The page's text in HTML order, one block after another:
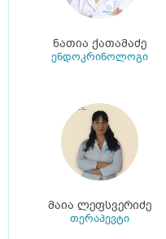
ნათია ქათამაძე
ენდოკრინოლოგი
მაია ლეფსვერიძე
თერაპევტი